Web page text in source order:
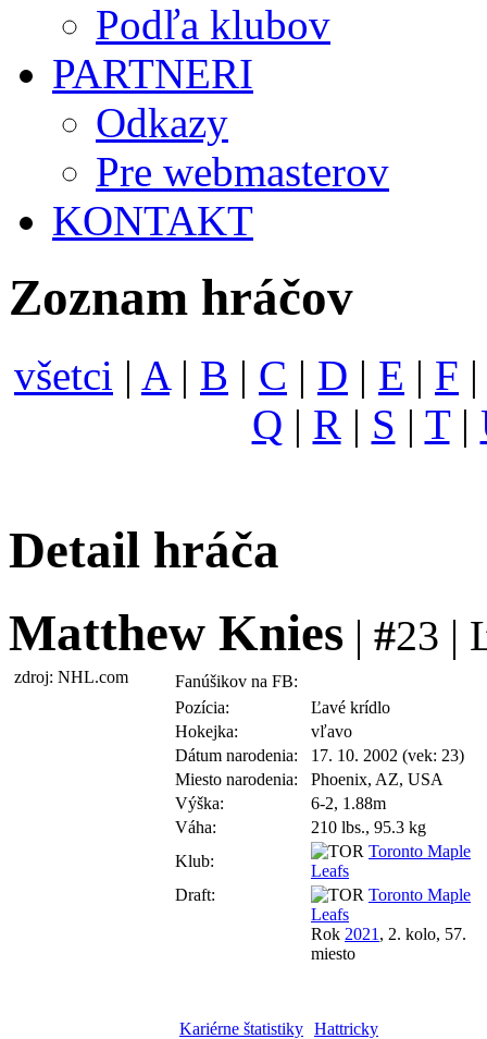
Podľa klubov
PARTNERI
Odkazy
Pre webmasterov
KONTAKT
Zoznam hráčov
všetci | A| B | C | D | E | F
Q | R| S | T|
Detail hráča
Matthew Knies | #23 |
zdroj: NHL.com
Fanúšikov na FB:
Pozícia:
Ľavé krídlo
Hokejka:
vľavo
Dátum narodenia:
17. 10. 2002 (vek: 23)
Miesto narodenia:
Phoenix, AZ, USA
Výška:
6-2, 1.88m
Váha:
210 lbs., 95.3 kg
Klub:
Toronto Maple
Leafs
Draft:
Toronto Maple
Leafs
Rok 2021 , 2. kolo, 57.
miesto
Kariérne štatistiky Hattricky